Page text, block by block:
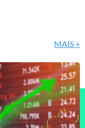
MAIS +